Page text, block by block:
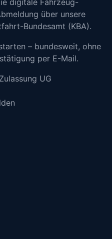
digitale Fahrzeug-
über unsere
Bundesamt (KBA).
– bundesweit, ohne
per E-Mail.
UG